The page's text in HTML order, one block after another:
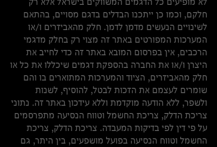
חלקם, וכמו כן ייתכנו הבדלים בדגם מסויים, בהתאם
לשינויים הנעשים מדמן לדמן. חלק מהאביזרים ו/או
המערכות המפורטים באתר זה מצוי רק בחלק מדגמי
הרכבים, אין בפרסום המובא באתר זה כדי לחייב את
היצרן ו/או את החברה בהספקת דגמים שיכללו את כל או
חלק מהאביזרים, הציוד והמערכות המתוארים בו והם
שומרים לעצמם את הזכות לבטל, להוסיף, לשנות
ולשפר, ללא הודעה מוקדמת וללא עידכון באתר זה. נתוני
צריכת הדלק, צריכת החשמל וטווח הנסיעה מתפרסמים
על פי דין לפי בדיקות המעבדה. צריכת הדלק, צריכת
החשמל וטווח הנסיעה בפועל מושפעים, בין היתר, גם